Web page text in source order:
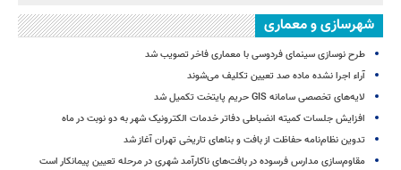
شهرسازی و معماری
طرح نوسازی سینمای فردوسی با معماری فاخر تصویب شد
آراء اجرا نشده ماده صد تعیین تکلیف می‌شوند
لایه‌های تخصصی سامانه GIS حریم پایتخت تکمیل شد
افزایش جلسات کمیته انضباطی دفاتر خدمات الکترونیک شهر به دو نوبت در ماه
تدوین نظام‌نامه حفاظت از بافت و بناهای تاریخی تهران آغاز شد
مقاوم‌سازی مدارس فرسوده در بافت‌های ناکارآمد شهری در مرحله تعیین پیمانکار است